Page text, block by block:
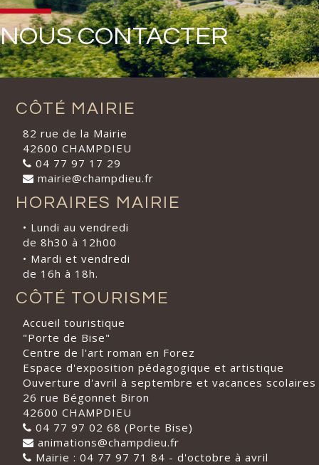
NOUS CONTACTER
CÔTÉ MAIRIE
82 rue de la Mairie
42600 CHAMPDIEU
04 77 97 17 29
mairie@champdieu.fr
HORAIRES MAIRIE
• Lundi au vendredi
de 8h30 à 12h00
• Mardi et vendredi
de 16h à 18h.
CÔTÉ TOURISME
Accueil touristique
"Porte de Bise"
Centre de l'art roman en Forez
Espace d'exposition pédagogique et artistique
Ouverture d'avril à septembre et vacances scolaires
26 rue Bégonnet Biron
42600 CHAMPDIEU
04 77 97 02 68 (Porte Bise)
animations@champdieu.fr
Mairie : 04 77 97 71 84 - d'octobre à avril